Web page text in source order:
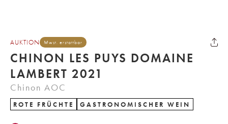
AUKTION Mwst. erstattbar
CHINON LES PUYS DOMAINE
LAMBERT 2021
Chinon AOC
ROTE FRÜCHTE GASTRONOMISCHER WEIN